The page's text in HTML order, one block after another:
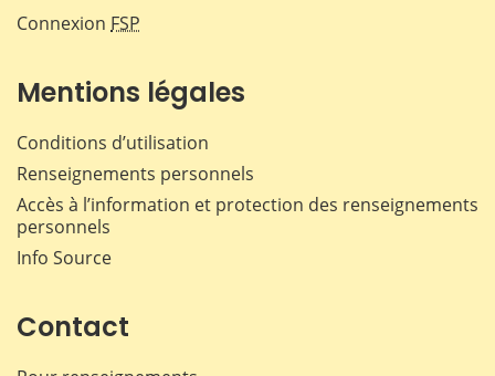
Connexion FSP
Mentions légales
Conditions d’utilisation
Renseignements personnels
Accès à l’information et protection des renseignements
personnels
Info Source
Contact